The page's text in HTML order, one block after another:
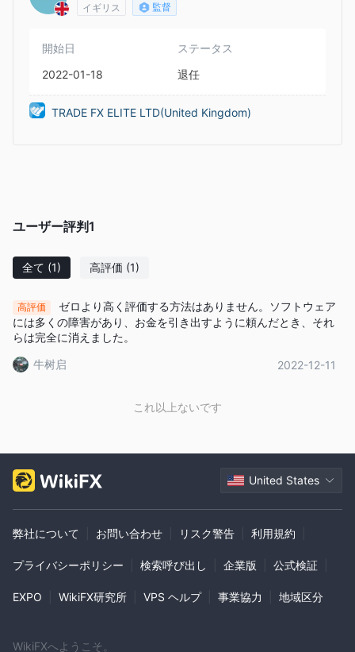
イギリス 監督
開始日
2022-01-18
ステータス
退任
TRADE FX ELITE LTD(United Kingdom)
ユーザー評判1
全て (1) 高評価 (1)
高評価
ゼロより高く評価する方法はありません。ソフトウェア
には多くの障害があり、お金を引き出すように頼んだとき、それ
らは完全に消えました。
牛树启
2022-12-11
これ以上ないです
United States
弊社について お問い合わせ リスク警告 利用規約
プライバシーポリシー 検索呼び出し 企業版 公式検証
EXPO WikiFX研究所 VPS ヘルプ 事業協力 地域区分
WikiFXへようこそ。